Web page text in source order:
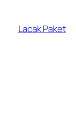
konten
Lacak Paket